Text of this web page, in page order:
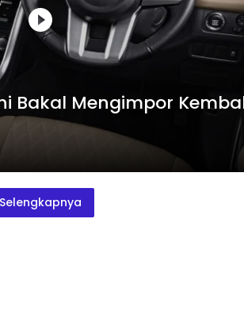
Bakal Mengimpor
Selengkapnya